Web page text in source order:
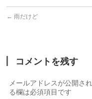
← 雨だけど
コメントを残す
メールアドレスが公開さ
る欄は必須項目です